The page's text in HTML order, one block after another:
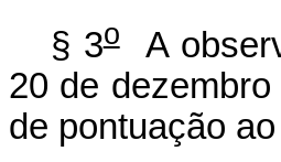
§ 3oA
20 de
de pontuação